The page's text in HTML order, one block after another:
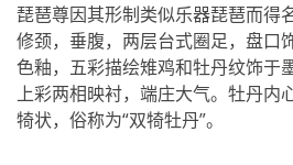
琵琶尊因其形制类似乐器琵琶而得
修颈，垂腹，两层台式圈足，盘口
色釉，五彩描绘雉鸡和牡丹纹饰于
上彩两相映衬，端庄大气。牡丹内
犄状，俗称为“双犄牡丹”。